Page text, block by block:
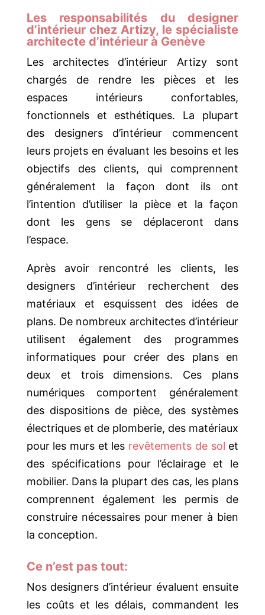
Les responsabilités du designer
d’intérieur chez Artizy, le spécialiste
architecte d’intérieur à Genève
Les architectes d’intérieur Artizy sont
chargés de rendre les pièces et les
espaces intérieurs confortables,
fonctionnels et esthétiques. La plupart
des designers d’intérieur commencent
leurs projets en évaluant les besoins et les
objectifs des clients, qui comprennent
généralement la façon dont ils ont
l’intention d’utiliser la pièce et la façon
dont les gens se déplaceront dans
l’espace.
Après avoir rencontré les clients, les
designers d’intérieur recherchent des
matériaux et esquissent des idées de
plans. De nombreux architectes d’intérieur
utilisent également des programmes
informatiques pour créer des plans en
deux et trois dimensions. Ces plans
numériques comportent généralement
des dispositions de pièce, des systèmes
électriques et de plomberie, des matériaux
pour les murs et les revêtements de sol et
des spécifications pour l’éclairage et le
mobilier. Dans la plupart des cas, les plans
comprennent également les permis de
construire nécessaires pour mener à bien
la conception.
Ce n’est pas tout:
Nos designers d’intérieur évaluent ensuite
les coûts et les délais, commandent les